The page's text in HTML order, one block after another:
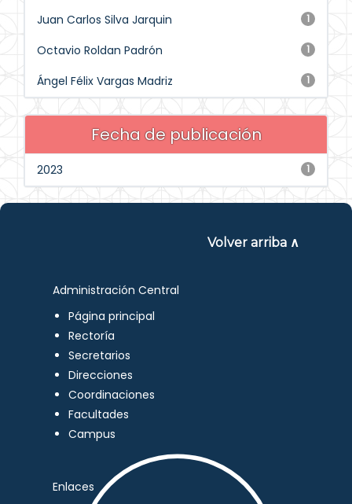
1
Juan Carlos Silva Jarquin
1
Octavio Roldan Padrón
1
Ángel Félix Vargas Madriz
Fecha de publicación
1
2023
Volver arriba ∧
Administración Central
Página principal
Rectoría
Secretarios
Direcciones
Coordinaciones
Facultades
Campus
Enlaces